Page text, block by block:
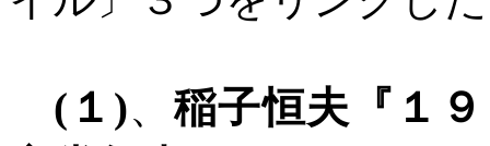
( １ )、 稲子恒夫『１